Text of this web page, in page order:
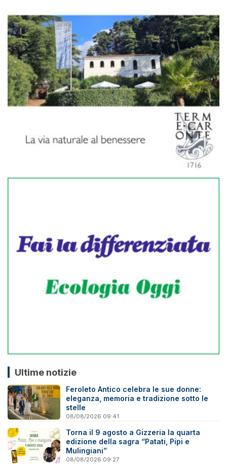
Ultime notizie
Feroleto Antico celebra le sue donne:
eleganza, memoria e tradizione sotto le
stelle
08/08/2026 09:41
Torna il 9 agosto a Gizzeria la quarta
edizione della sagra “Patati, Pipi e
Mulingiani”
08/08/2026 09:27